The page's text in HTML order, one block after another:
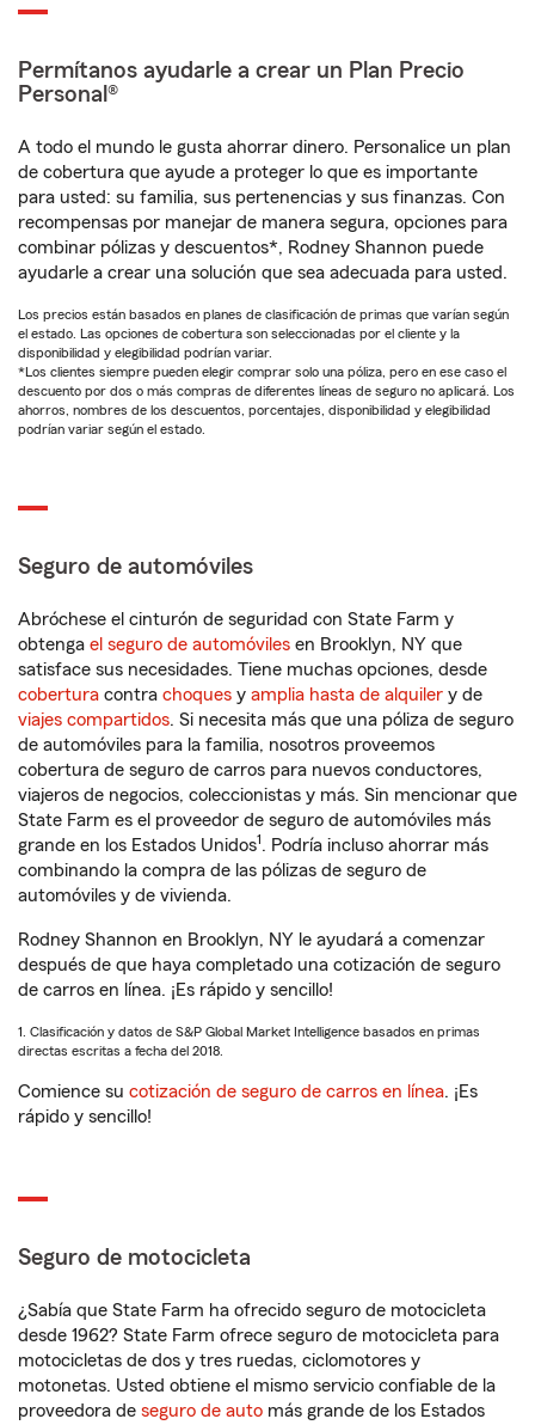
Permítanos ayudarle a crear un Plan Precio
Personal®
A todo el mundo le gusta ahorrar dinero. Personalice un plan
de cobertura que ayude a proteger lo que es importante
para usted: su familia, sus pertenencias y sus finanzas. Con
recompensas por manejar de manera segura, opciones para
combinar pólizas y descuentos*, Rodney Shannon puede
ayudarle a crear una solución que sea adecuada para usted.
Los precios están basados en planes de clasificación de primas que varían según
el estado. Las opciones de cobertura son seleccionadas por el cliente y la
disponibilidad y elegibilidad podrían variar.
*Los clientes siempre pueden elegir comprar solo una póliza, pero en ese caso el
descuento por dos o más compras de diferentes líneas de seguro no aplicará. Los
ahorros, nombres de los descuentos, porcentajes, disponibilidad y elegibilidad
podrían variar según el estado.
Seguro de automóviles
Abróchese el cinturón de seguridad con State Farm y
obtenga el seguro de automóviles en Brooklyn, NY que
satisface sus necesidades. Tiene muchas opciones, desde
cobertura contra choques y amplia hasta de alquiler y de
viajes compartidos. Si necesita más que una póliza de seguro
de automóviles para la familia, nosotros proveemos
cobertura de seguro de carros para nuevos conductores,
viajeros de negocios, coleccionistas y más. Sin mencionar que
State Farm es el proveedor de seguro de automóviles más
grande en los Estados Unidos1 . Podría incluso ahorrar más
combinando la compra de las pólizas de seguro de
automóviles y de vivienda.
Rodney Shannon en Brooklyn, NY le ayudará a comenzar
después de que haya completado una cotización de seguro
de carros en línea. ¡Es rápido y sencillo!
1. Clasificación y datos de S&P Global Market Intelligence basados en primas
directas escritas a fecha del 2018.
Comience su cotización de seguro de carros en línea. ¡Es
rápido y sencillo!
Seguro de motocicleta
¿Sabía que State Farm ha ofrecido seguro de motocicleta
desde 1962? State Farm ofrece seguro de motocicleta para
motocicletas de dos y tres ruedas, ciclomotores y
motonetas. Usted obtiene el mismo servicio confiable de la
proveedora de seguro de auto más grande de los Estados